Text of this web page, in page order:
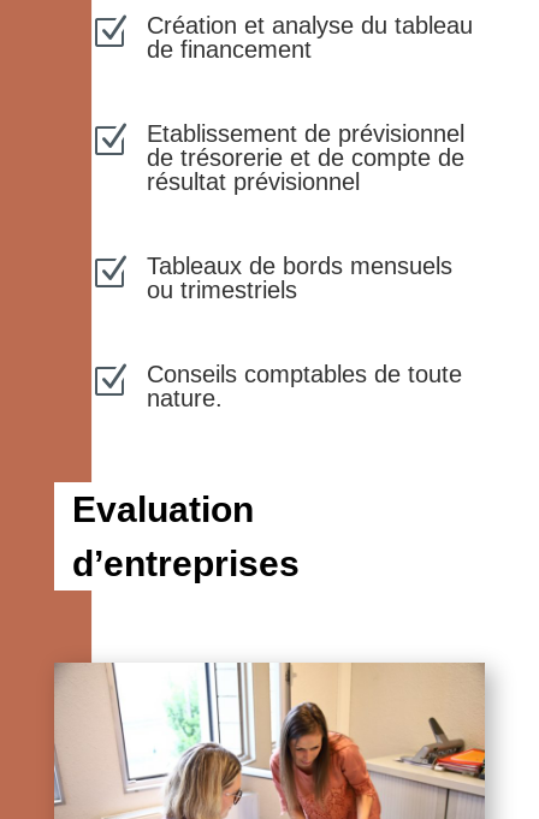
Z
Création et analyse du tableau
de financement
Z
Etablissement de prévisionnel
de trésorerie et de compte de
résultat prévisionnel
Z
Tableaux de bords mensuels
ou trimestriels
Z
Conseils comptables de toute
nature.
Evaluation
d’entreprises